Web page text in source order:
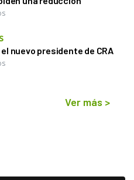
nuevo presidente de CRA
Ver más >